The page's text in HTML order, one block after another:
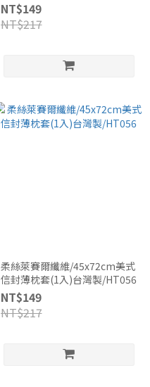
NT$149
NT$217
柔絲萊賽爾纖維/45x72cm美式
信封薄枕套(1入)台灣製/HT056
NT$149
NT$217